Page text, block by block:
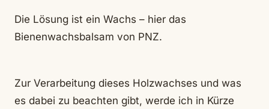
Die Lösung ist ein Wachs – hier das
Bienenwachsbalsam von PNZ.
Zur Verarbeitung dieses Holzwachses und was
es dabei zu beachten gibt, werde ich in Kürze